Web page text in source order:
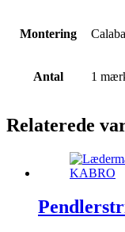
Montering
Antal 1
Relaterede